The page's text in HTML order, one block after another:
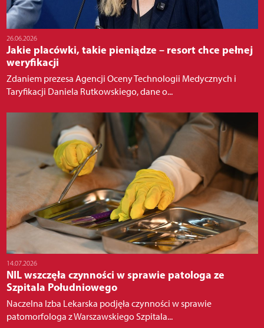
26.06.2026
Jakie placówki, takie pieniądze – resort chce pełnej
weryfikacji
Zdaniem prezesa Agencji Oceny Technologii Medycznych i
Taryfikacji Daniela Rutkowskiego, dane o...
14.07.2026
NIL wszczęła czynności w sprawie patologa ze
Szpitala Południowego
Naczelna Izba Lekarska podjęła czynności w sprawie
patomorfologa z Warszawskiego Szpitala...